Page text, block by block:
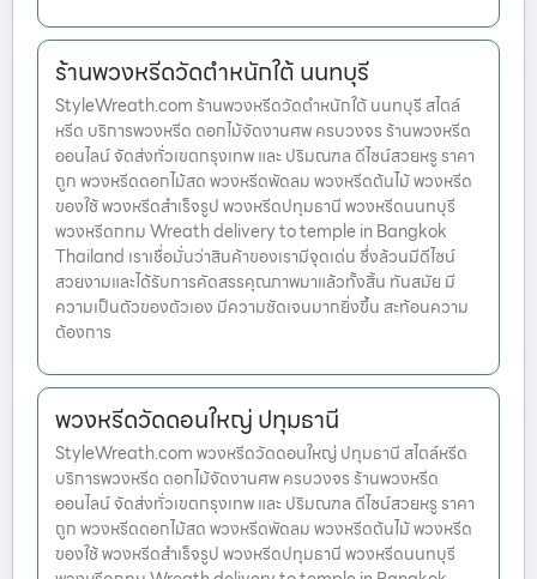
ร้านพวงหรีดวัดตำหนักใต้ นนทบุรี
StyleWreath.com ร้านพวงหรีดวัดตำหนักใต้ นนทบุรี สไตล์
หรีด บริการพวงหรีด ดอกไม้จัดงานศพ ครบวงจร ร้านพวงหรีด
ออนไลน์ จัดส่งทั่วเขตกรุงเทพ และ ปริมณฑล ดีไซน์สวยหรู ราคา
ถูก พวงหรีดดอกไม้สด พวงหรีดพัดลม พวงหรีดต้นไม้ พวงหรีด
ของใช้ พวงหรีดสำเร็จรูป พวงหรีดปทุมธานี พวงหรีดนนทบุรี
พวงหรีดกทม Wreath delivery to temple in Bangkok
Thailand เราเชื่อมั่นว่าสินค้าของเรามีจุดเด่น ซึ่งล้วนมีดีไซน์
สวยงามและได้รับการคัดสรรคุณภาพมาแล้วทั้งสิ้น ทันสมัย มี
ความเป็นตัวของตัวเอง มีความชัดเจนมากยิ่งขึ้น สะท้อนความ
ต้องการ
พวงหรีดวัดดอนใหญ่ ปทุมธานี
StyleWreath.com พวงหรีดวัดดอนใหญ่ ปทุมธานี สไตล์หรีด
บริการพวงหรีด ดอกไม้จัดงานศพ ครบวงจร ร้านพวงหรีด
ออนไลน์ จัดส่งทั่วเขตกรุงเทพ และ ปริมณฑล ดีไซน์สวยหรู ราคา
ถูก พวงหรีดดอกไม้สด พวงหรีดพัดลม พวงหรีดต้นไม้ พวงหรีด
ของใช้ พวงหรีดสำเร็จรูป พวงหรีดปทุมธานี พวงหรีดนนทบุรี